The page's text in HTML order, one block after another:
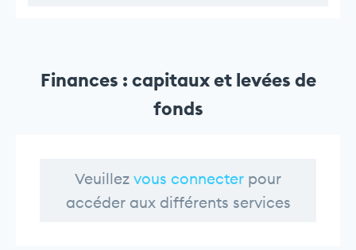
Finances : capitaux et levées de
fonds
Veuillez vous connecter pour
accéder aux différents services